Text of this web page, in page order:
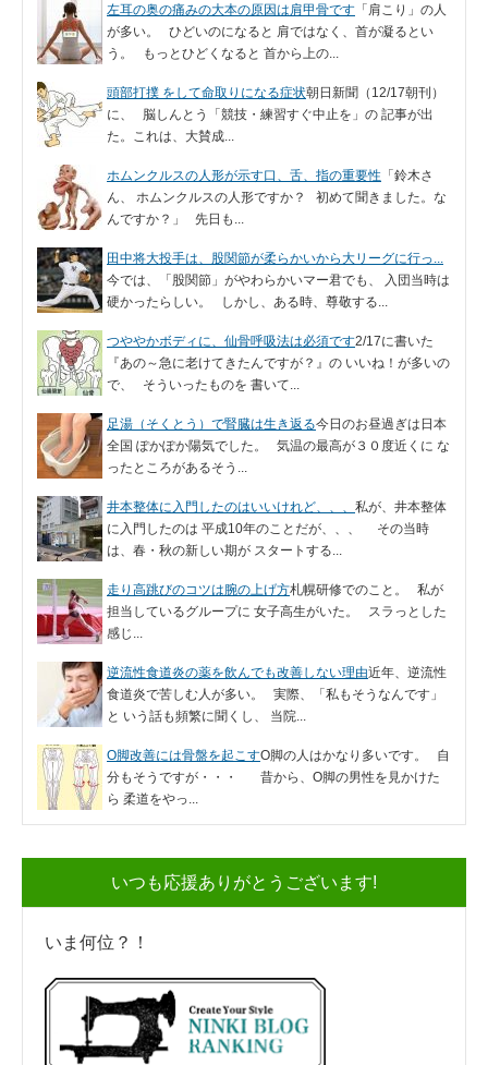
左耳の奥の痛みの大本の原因は肩甲骨です 「肩こり」の人
が多い。 ひどいのになると 肩ではなく、首が凝るとい
う。 もっとひどくなると 首から上の...
頭部打撲 をして命取りになる症状朝日新聞（12/17朝刊）
に、 脳しんとう「競技・練習すぐ中止を」の 記事が出
た。これは、大賛成...
ホムンクルスの人形が示す口、舌、指の重要性 「鈴木さ
ん、 ホムンクルスの人形ですか？ 初めて聞きました。な
んですか？」 先日も...
田中将大投手は、股関節が柔らかいから大リーグに行っ...
今では、「股関節」がやわらかいマー君でも、 入団当時は
硬かったらしい。 しかし、ある時、尊敬する...
つややかボディに、仙骨呼吸法は必須です2/17に書いた
『あの～急に老けてきたんですが？』の いいね！が多いの
で、 そういったものを 書いて...
足湯（そくとう）で腎臓は生き返る今日のお昼過ぎは日本
全国 ぽかぽか陽気でした。 気温の最高が３０度近くに な
ったところがあるそう...
井本整体に入門したのはいいけれど、、、 私が、井本整体
に入門したのは 平成10年のことだが、、、 その当時
は、春・秋の新しい期が スタートする...
走り高跳びのコツは腕の上げ方札幌研修でのこと。 私が
担当しているグループに 女子高生がいた。 スラっとした
感じ...
逆流性食道炎の薬を飲んでも改善しない理由近年、逆流性
食道炎で苦しむ人が多い。 実際、「私もそうなんです」
と いう話も頻繁に聞くし、 当院...
O脚改善には骨盤を起こすO脚の人はかなり多いです。 自
分もそうですが・・・ 昔から、O脚の男性を見かけた
ら 柔道をやっ...
いつも応援ありがとうございます!
いま何位？！